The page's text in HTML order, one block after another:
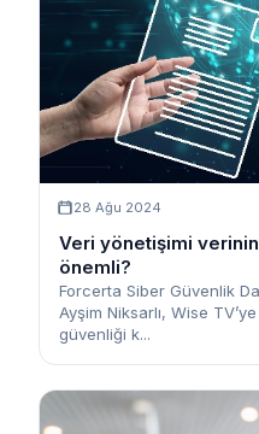
28 Ağu 2024
Veri yönetişimi
önemli?
Forcerta Siber Güvenlik
Ayşim Niksarlı, Wise
güvenliği k...